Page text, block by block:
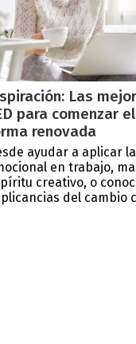
Las
para comenzar
renovada
ayudar a aplicar
en trabajo,
creativo, o
del cambio